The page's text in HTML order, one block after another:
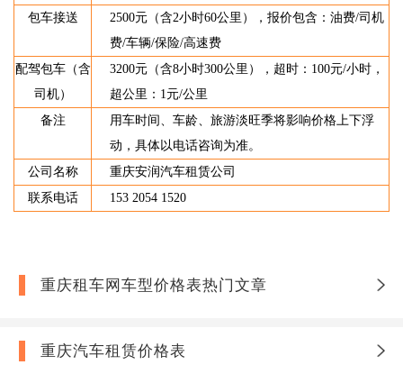
包车接送
2500元（含2小时60公里），报价包含：油费/司机
费/车辆/保险/高速费
配驾包车（含
司机）
3200元（含8小时300公里），超时：100元/小时，
超公里：1元/公里
备注
用车时间、车龄、旅游淡旺季将影响价格上下浮
动，具体以电话咨询为准。
公司名称
重庆安润汽车租赁公司
联系电话
153 2054 1520
重庆租车网车型价格表热门文章
重庆汽车租赁价格表